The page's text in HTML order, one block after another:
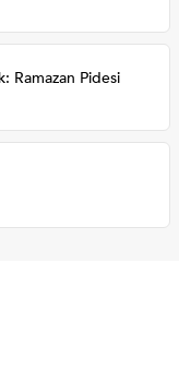
Ramazan Pidesi